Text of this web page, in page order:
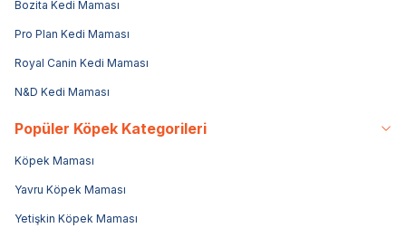
Bozita Kedi Maması
Pro Plan Kedi Maması
Royal Canin Kedi Maması
N&D Kedi Maması
Popüler Köpek Kategorileri
Köpek Maması
Yavru Köpek Maması
Yetişkin Köpek Maması